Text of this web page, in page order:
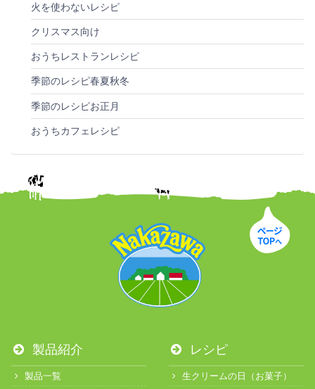
火を使わないレシピ
クリスマス向け
おうちレストランレシピ
季節のレシピ春夏秋冬
季節のレシピお正月
おうちカフェレシピ
製品紹介
製品一覧
レシピ
生クリームの日（お菓子）